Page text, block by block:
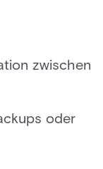
zwischen
oder